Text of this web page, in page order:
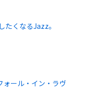
たくなるJazz。
ォール・イン・ラヴ